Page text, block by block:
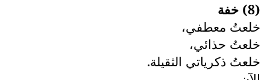
(8) خفة
خلعتُ معطفي،
خلعتُ حذائي،
خلعتُ ذكرياتي الثقيلة.